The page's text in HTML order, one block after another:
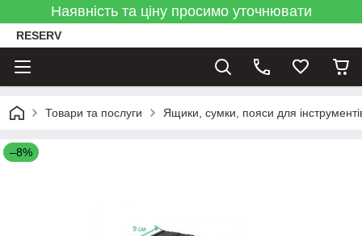
Наявність та ціну просимо уточнювати
RESERV
Товари та послуги Ящики, сумки, пояси для
–8%